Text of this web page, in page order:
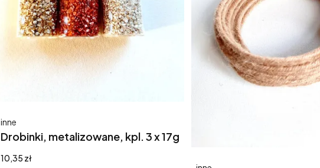
Drobinki, metalizowane, kpl. 3 x 17g
Producent
inne
Cena
10,35 zł